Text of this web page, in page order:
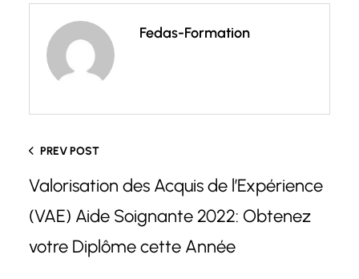
Fedas-Formation
PREV POST
Valorisation des Acquis de l’Expérience
(VAE) Aide Soignante 2022: Obtenez
votre Diplôme cette Année